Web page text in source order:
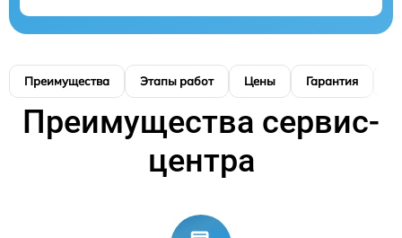
Преимущества Этапы работ Цены Гарантия
Преимущества сервис-
центра